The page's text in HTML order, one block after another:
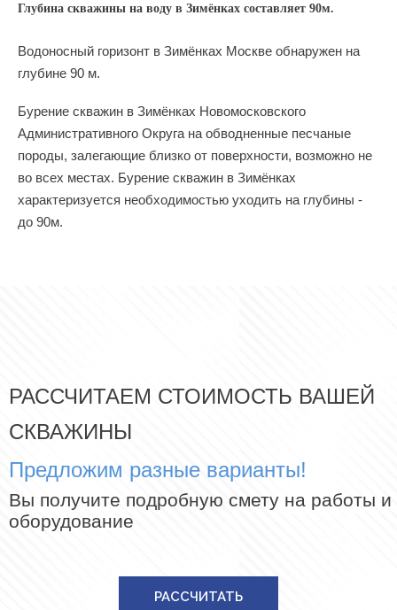
Глубина скважины на воду в Зимёнках составляет 90м.
Водоносный горизонт в Зимёнках Москве обнаружен на
глубине 90 м.
Бурение скважин в Зимёнках Новомосковского
Административного Округа на обводненные песчаные
породы, залегающие близко от поверхности, возможно не
во всех местах. Бурение скважин в Зимёнках
характеризуется необходимостью уходить на глубины -
до 90м.
РАССЧИТАЕМ СТОИМОСТЬ ВАШЕЙ
СКВАЖИНЫ
Предложим разные варианты!
Вы получите подробную смету на работы и
оборудование
РАССЧИТАТЬ